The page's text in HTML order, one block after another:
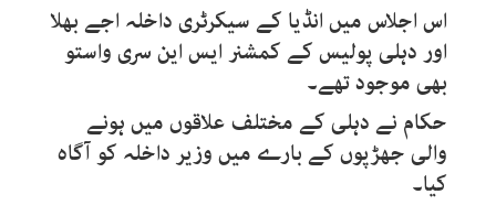
اس اجلاس میں انڈیا کے سیکرٹری داخلہ اجے بھلا
اور دہلی پولیس کے کمشنر ایس این سری واستو
بھی موجود تھے۔
حکام نے دہلی کے مختلف علاقوں میں ہونے
والی جھڑپوں کے بارے میں وزیر داخلہ کو آگاہ
کیا۔